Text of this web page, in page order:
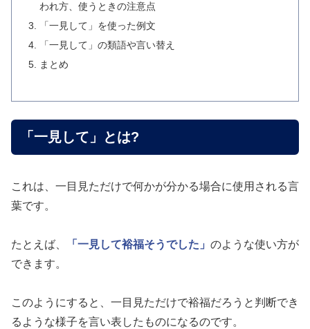
われ方、使うときの注意点
「一見して」を使った例文
「一見して」の類語や言い替え
まとめ
「一見して」とは?
これは、一目見ただけで何かが分かる場合に使用される言
葉です。
たとえば、 「一見して裕福そうでした」 のような使い方が
できます。
このようにすると、一目見ただけで裕福だろうと判断でき
るような様子を言い表したものになるのです。